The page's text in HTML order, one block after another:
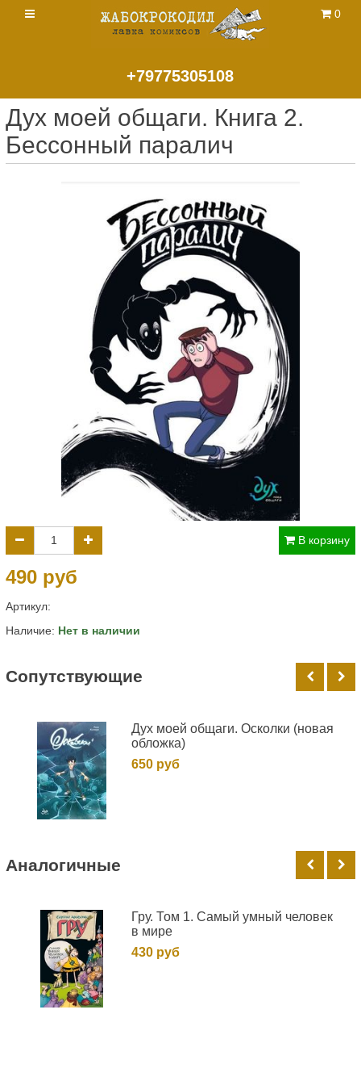
+79775305108
0
Дух моей общаги. Книга 2.
Бессонный паралич
В корзину
490 руб
Артикул:
Наличие: Нет в наличии
Cопутствующие
Дух моей общаги. Осколки (новая
обложка)
650 руб
Аналогичные
Гру. Том 1. Самый умный человек
в мире
430 руб